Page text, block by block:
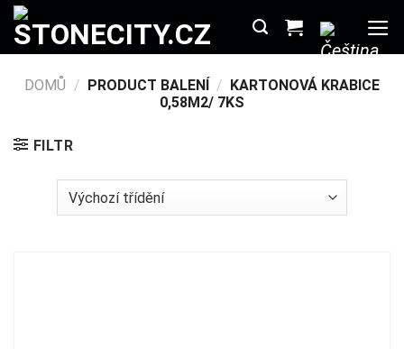
Přeskočit
obsah
DOMŮ / PRODUCT BALENÍ / KARTONOVÁ KRABICE
0,58M2/ 7KS
FILTR